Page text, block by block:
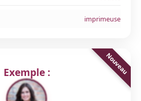
imprimeuse
Exemple :